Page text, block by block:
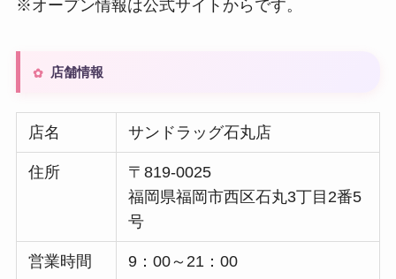
※オープン情報は公式サイトからです。
店舗情報
店名 サンドラッグ石丸店
住所
〒819-0025
福岡県福岡市西区石丸3丁目2番5
号
営業時間 9：00～21：00